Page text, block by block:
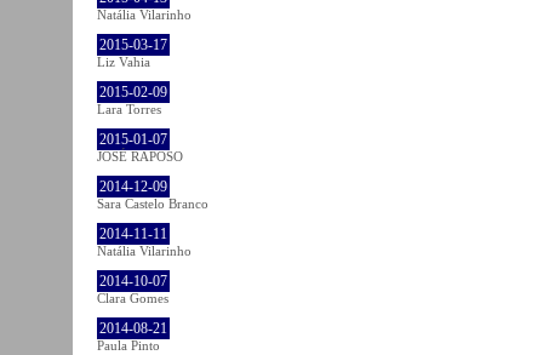
Natália Vilarinho
2015-03-17
Liz Vahia
2015-02-09
Lara Torres
2015-01-07
JOSÉ RAPOSO
2014-12-09
Sara Castelo Branco
2014-11-11
Natália Vilarinho
2014-10-07
Clara Gomes
2014-08-21
Paula Pinto